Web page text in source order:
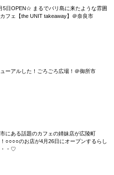
5日OPEN☆ まるでバリ島に来たような雰囲
フェ【the UNIT takeaway】＠奈良市
ーアルした！ごろごろ広場！＠御所市
にある話題のカフェの姉妹店が広陵町
○○○○のお店が4月26日にオープンするらし
・・♡